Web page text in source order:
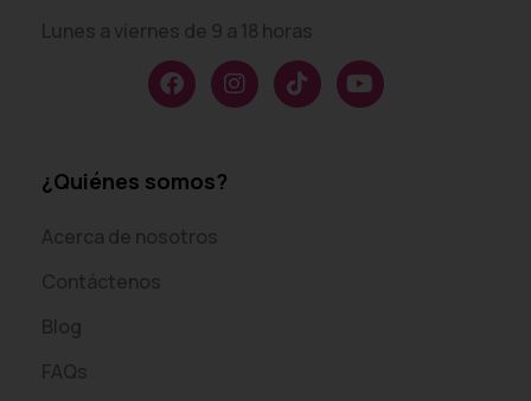
Lunes a viernes de 9 a 18 horas
¿Quiénes somos?
Acerca de nosotros
Contáctenos
Blog
FAQs